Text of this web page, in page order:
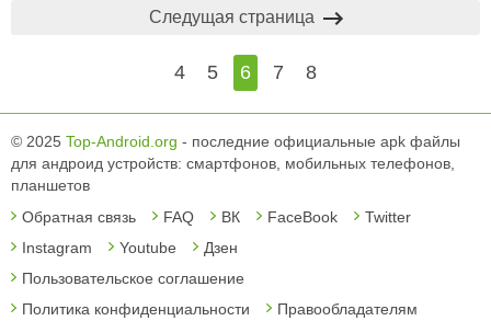
4 5 6 7 8
Следущая страница
© 2025 Top-Android.org - последние официальные apk файлы
для андроид устройств: смартфонов, мобильных телефонов,
планшетов
Обратная связь
FAQ ВК FaceBook
Twitter
Instagram
Youtube
Дзен
Пользовательское соглашение
Политика конфиденциальности
Правообладателям